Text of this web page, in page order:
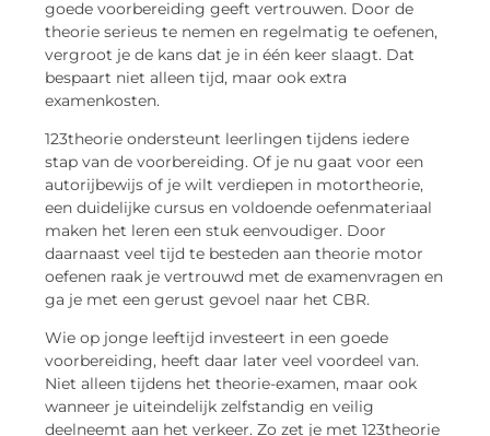
goede voorbereiding geeft vertrouwen. Door de
theorie serieus te nemen en regelmatig te oefenen,
vergroot je de kans dat je in één keer slaagt. Dat
bespaart niet alleen tijd, maar ook extra
examenkosten.
123theorie ondersteunt leerlingen tijdens iedere
stap van de voorbereiding. Of je nu gaat voor een
autorijbewijs of je wilt verdiepen in motortheorie,
een duidelijke cursus en voldoende oefenmateriaal
maken het leren een stuk eenvoudiger. Door
daarnaast veel tijd te besteden aan theorie motor
oefenen raak je vertrouwd met de examenvragen en
ga je met een gerust gevoel naar het CBR.
Wie op jonge leeftijd investeert in een goede
voorbereiding, heeft daar later veel voordeel van.
Niet alleen tijdens het theorie-examen, maar ook
wanneer je uiteindelijk zelfstandig en veilig
deelneemt aan het verkeer. Zo zet je met 123theorie